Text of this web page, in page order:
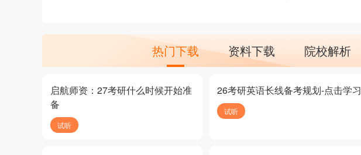
热门下载 资料下载 院校解析
启航师资：27考研什么时候开始准
备
试听
26考研英语长线备考规划-点击学习
试听